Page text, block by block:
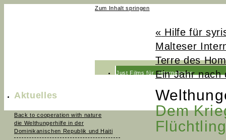
Zum Inhalt springen
Just Films für Unternehmen
« Hilfe für
Malteser
Terre des
Ein Jahr nach
Dem
Aktuelles
Back to cooperation with nature
die Welthungerhilfe in der
Dominikanischen Republik und Haiti